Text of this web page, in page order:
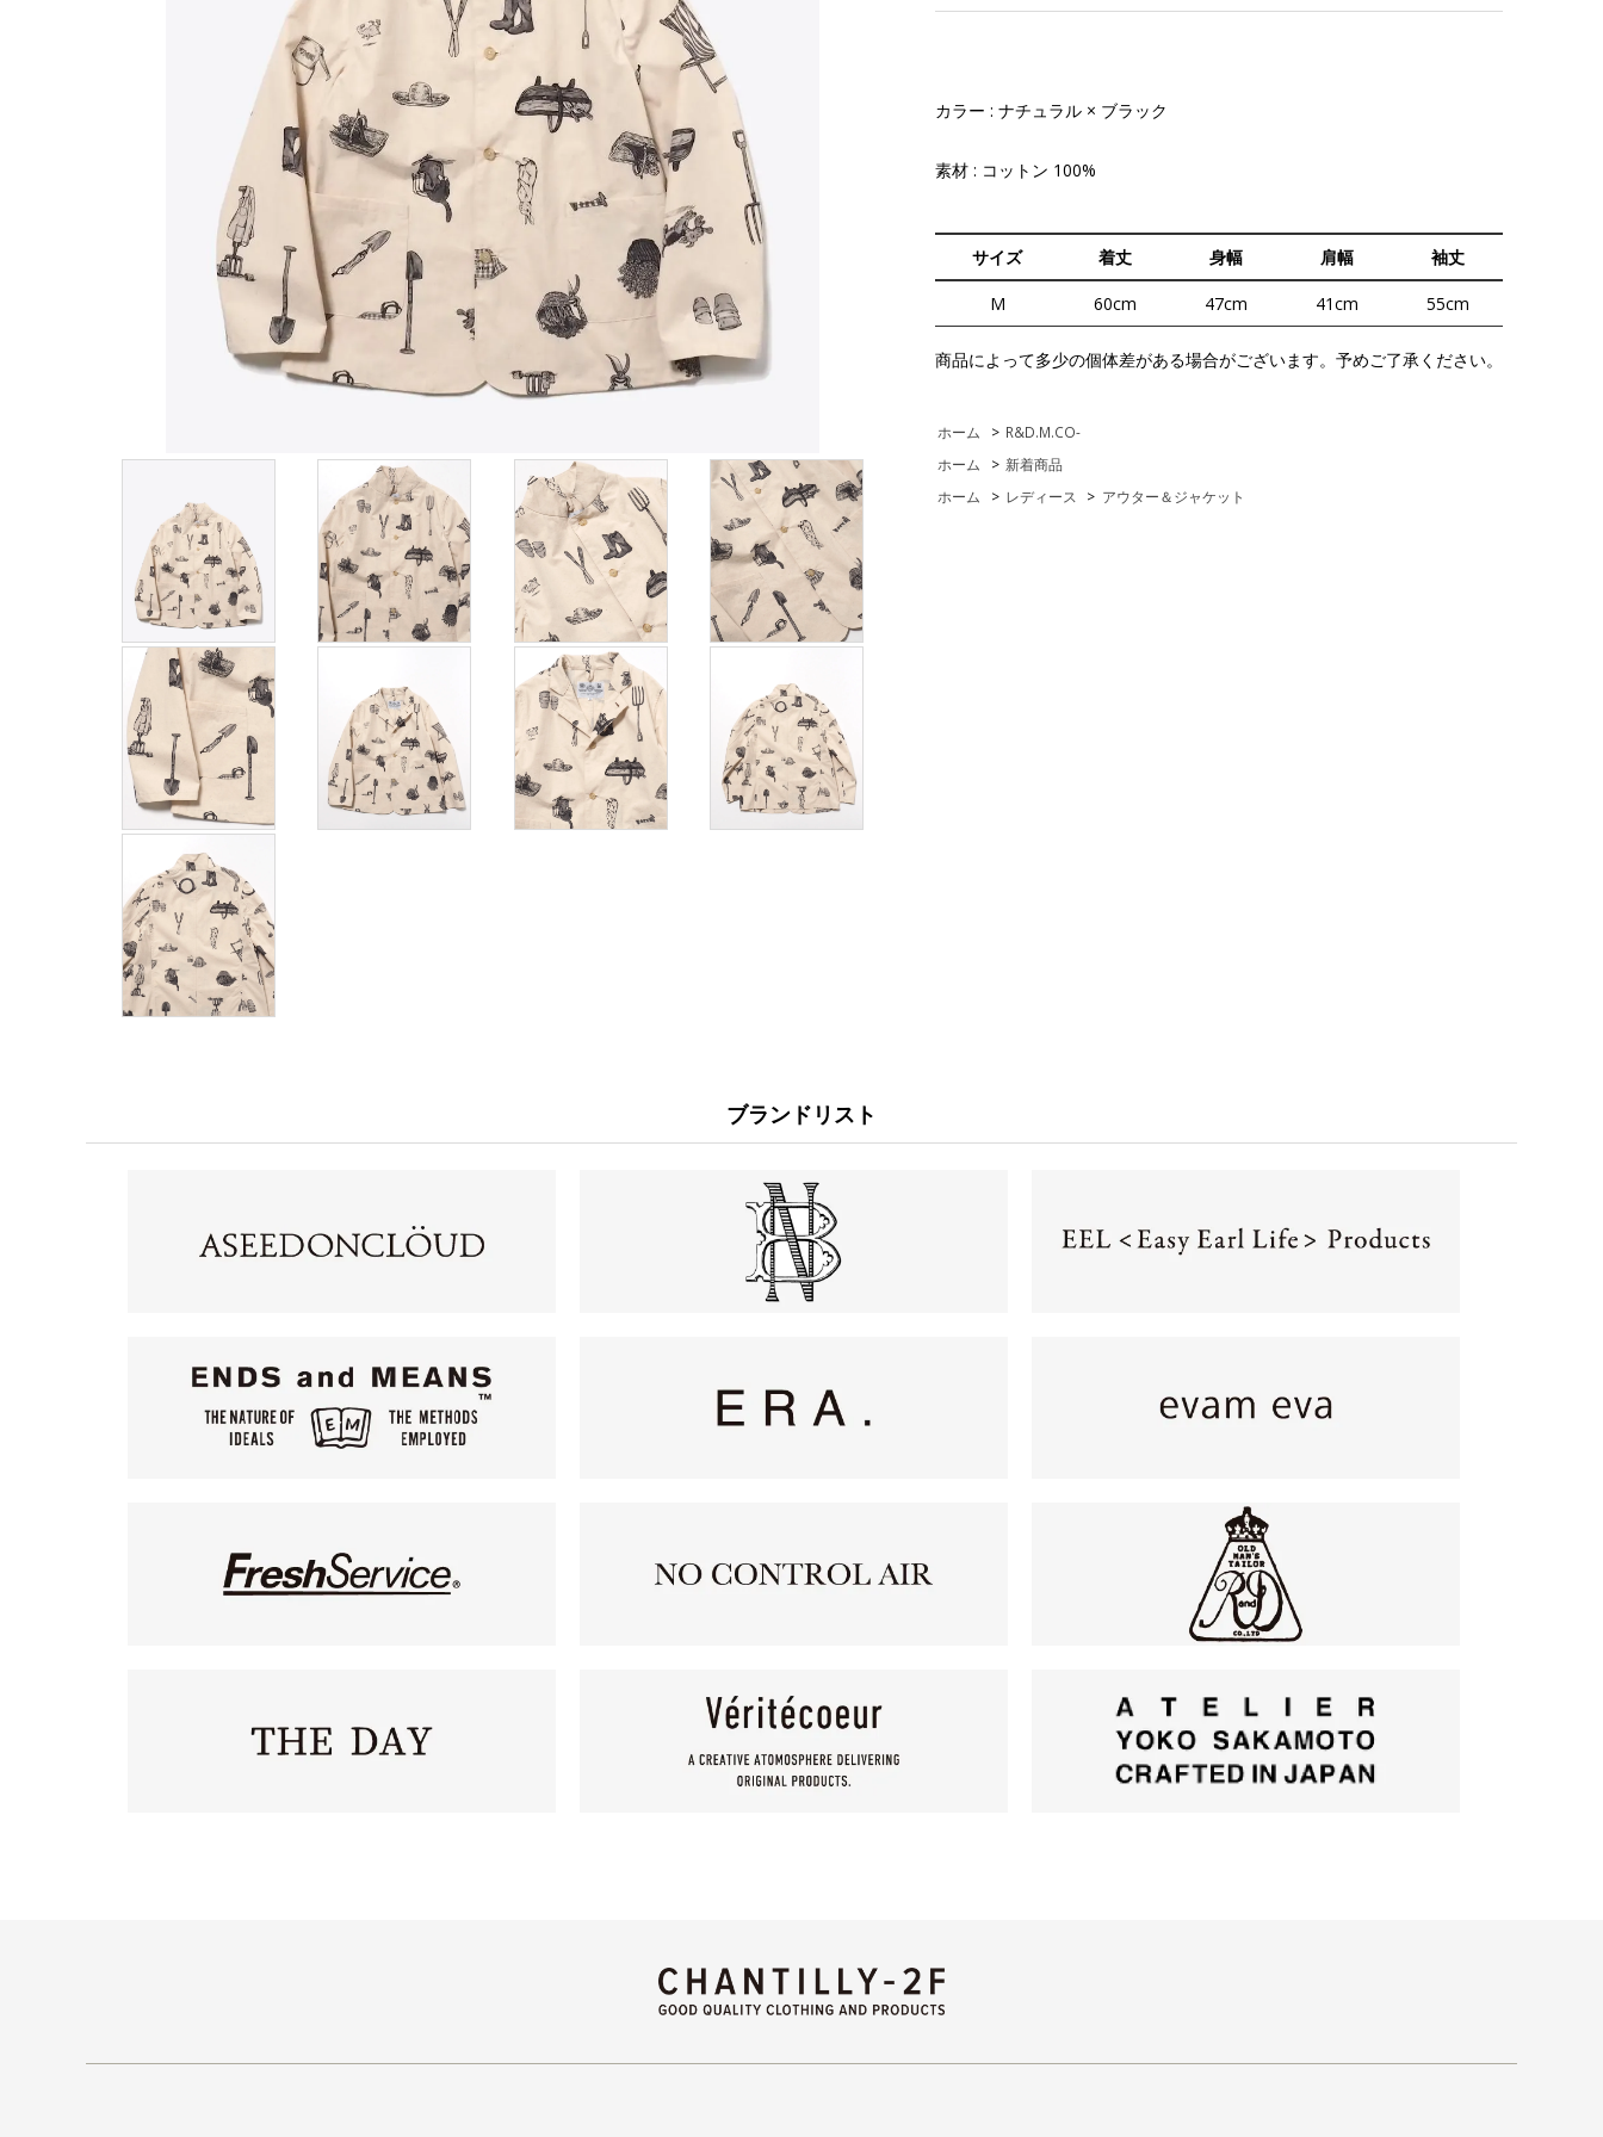
カラー : ナチュラル × ブラック
素材 : コットン 100%
サイズ 着丈 身幅 肩幅 袖丈
M 60cm 47cm 41cm 55cm
商品によって多少の個体差がある場合がございます。予めご了承ください。
ホーム > R&D.M.CO-
ホーム
> 新着商品
ホーム
> レディース > アウター＆ジャケット
ブランドリスト